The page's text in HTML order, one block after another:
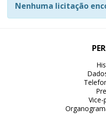
Nenhuma licitação